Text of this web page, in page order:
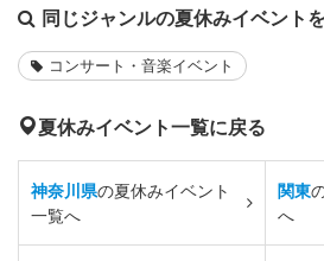
同じジャンルの夏休みイベント
コンサート・音楽イベント
夏休みイベント一覧に戻る
神奈川県の夏休みイベント
一覧へ
関東
へ